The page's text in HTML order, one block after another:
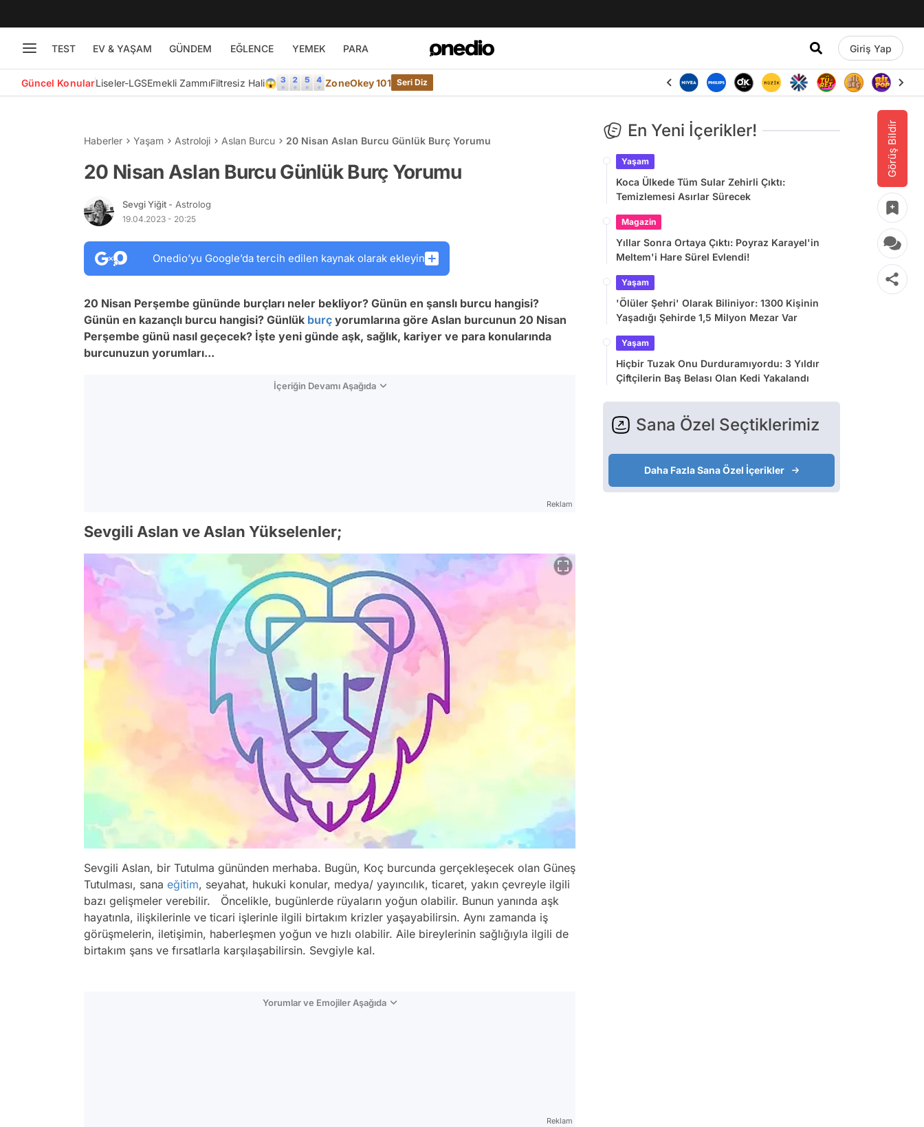
TEST EV & YAŞAM GÜNDEM EĞLENCE YEMEK PARA Giriş Yap
Güncel KonularLiseler-LGSEmekli ZammıFiltresiz Hali😱 ZoneOkey 101 Seri Diz
Görüş Bildir
Haberler Yaşam Astroloji Aslan Burcu 20 Nisan Aslan Burcu Günlük Burç Yorumu
20 Nisan Aslan Burcu Günlük Burç Yorumu
Sevgi Yiğit - Astrolog
19.04.2023 - 20:25
Onedio’yu Google’da tercih edilen kaynak olarak ekleyin
20 Nisan Perşembe gününde burçları neler bekliyor? Günün en şanslı burcu hangisi?
Günün en kazançlı burcu hangisi? Günlük burç yorumlarına göre Aslan burcunun 20 Nisan
Perşembe günü nasıl geçecek? İşte yeni günde aşk, sağlık, kariyer ve para konularında
burcunuzun yorumları...
İçeriğin Devamı Aşağıda
Reklam
Sevgili Aslan ve Aslan Yükselenler;
Sevgili Aslan, bir Tutulma gününden merhaba. Bugün, Koç burcunda gerçekleşecek olan Güneş
Tutulması, sana eğitim, seyahat, hukuki konular, medya/ yayıncılık, ticaret, yakın çevreyle ilgili
bazı gelişmeler verebilir. Öncelikle, bugünlerde rüyaların yoğun olabilir. Bunun yanında aşk
hayatınla, ilişkilerinle ve ticari işlerinle ilgili birtakım krizler yaşayabilirsin. Aynı zamanda iş
görüşmelerin, iletişimin, haberleşmen yoğun ve hızlı olabilir. Aile bireylerinin sağlığıyla ilgili de
birtakım şans ve fırsatlarla karşılaşabilirsin. Sevgiyle kal.
Yorumlar ve Emojiler Aşağıda
Reklam
En Yeni İçerikler!
Yaşam
Koca Ülkede Tüm Sular Zehirli Çıktı:
Temizlemesi Asırlar Sürecek
Magazin
Yıllar Sonra Ortaya Çıktı: Poyraz Karayel'in
Meltem'i Hare Sürel Evlendi!
Yaşam
'Ölüler Şehri' Olarak Biliniyor: 1300 Kişinin
Yaşadığı Şehirde 1,5 Milyon Mezar Var
Yaşam
Hiçbir Tuzak Onu Durduramıyordu: 3 Yıldır
Çiftçilerin Baş Belası Olan Kedi Yakalandı
Sana Özel Seçtiklerimiz
Daha Fazla Sana Özel İçerikler